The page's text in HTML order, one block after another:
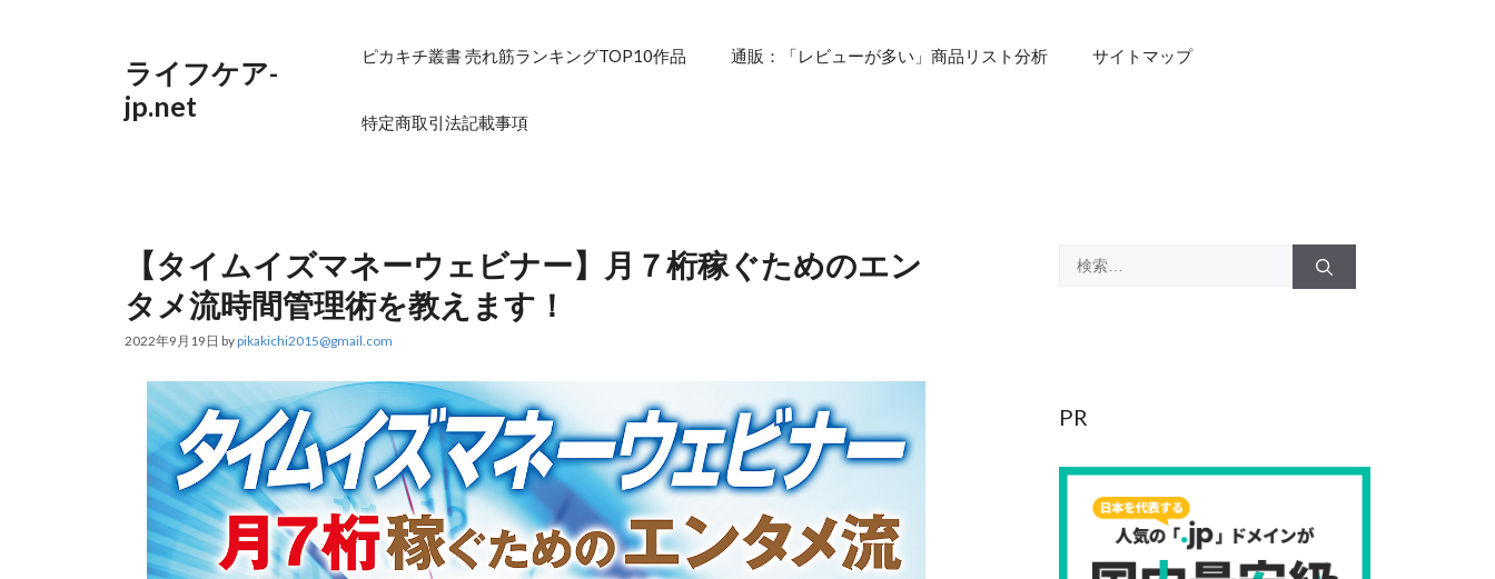
ライフケア-
jp.net
ピカキチ叢書 売れ筋ランキングTOP10作品 通販：「レビューが多い」商品リスト分析 サイトマップ
特定商取引法記載事項
【タイムイズマネーウェビナー】月７桁稼ぐためのエン
タメ流時間管理術を教えます！
2022年9月19日 bypikakichi2015@gmail.com
索:
PR